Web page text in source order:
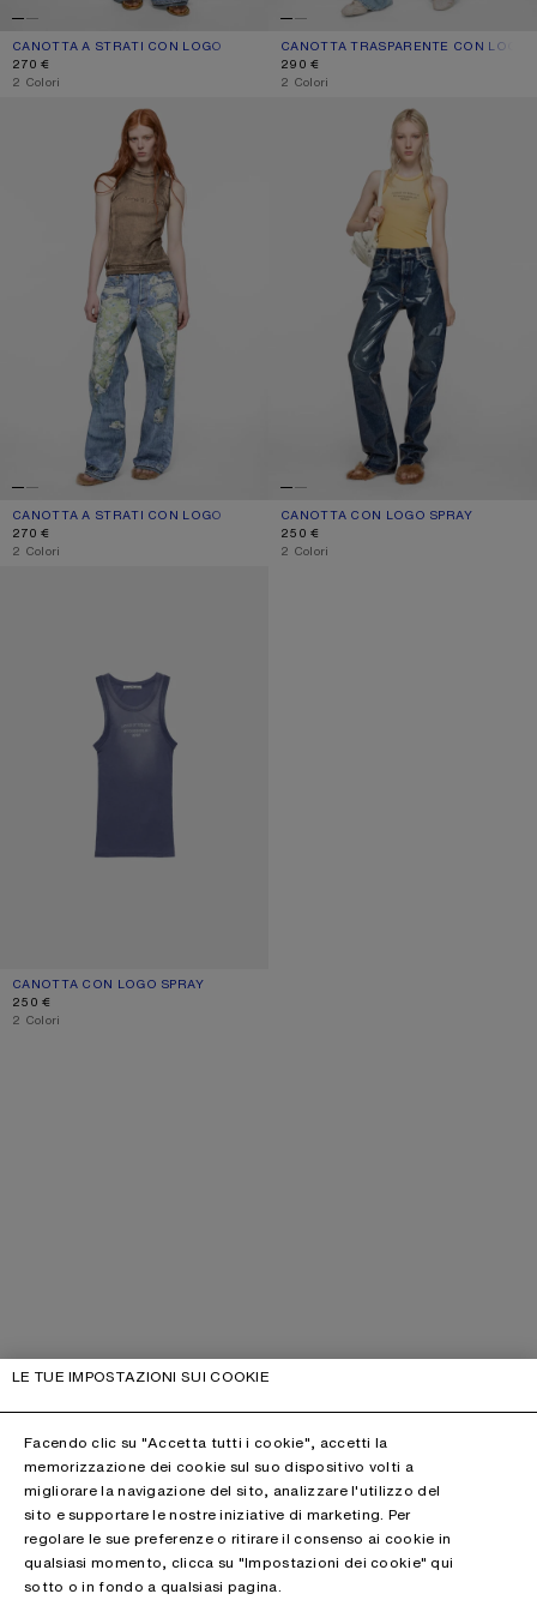
CANOTTA A STRATI CON LOGO
COLORE ATTUALE: NERO/BIANCO
PREZZO: 270 €.
270 €
,2 Colori
CANOTTA TRASPARENTE CON LOGO
COLORE ATTUALE: MARRONE/
PREZZO: 290 €.
290 €
,2 Colori
CANOTTA A STRATI CON LOGO
CANOTTA A STRATI CON LOGO
COLORE ATTUALE: ARANCIONE ZUCCA
PREZZO: 270 €.
270 €
,2 Colori
CANOTTA CON LOGO SPRAY
CANOTTA CON LOGO SPRAY
COLORE ATTUALE: GIALLO CHIARO
PREZZO: 250 €.
250 €
,2 Colori
CANOTTA CON LOGO SPRAY
COLORE ATTUALE: BLU NAVY
PREZZO: 250 €.
250 €
,2 Colori
LE TUE IMPOSTAZIONI SUI COOKIE
Facendo clic su "Accetta tutti i cookie", accetti la
memorizzazione dei cookie sul suo dispositivo volti a
migliorare la navigazione del sito, analizzare l'utilizzo del
sito e supportare le nostre iniziative di marketing. Per
regolare le sue preferenze o ritirare il consenso ai cookie in
qualsiasi momento, clicca su "Impostazioni dei cookie" qui
sotto o in fondo a qualsiasi pagina.